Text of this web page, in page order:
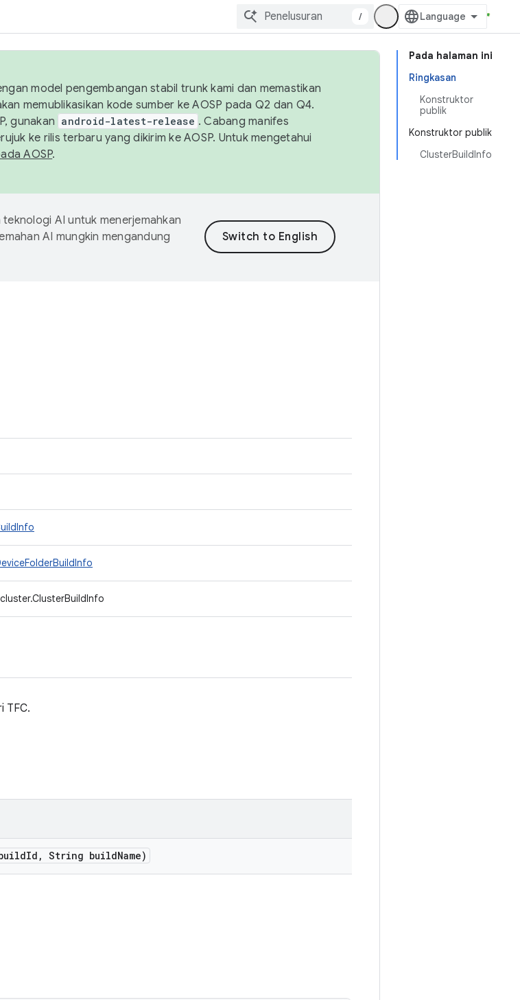
/
Pada halaman ini
Ringkasan
Konstruktor
publik
Konstruktor publik
ClusterBuildInfo
model pengembangan stabil trunk kami dan memastikan
memublikasikan kode sumber ke AOSP pada Q2 dan Q4.
gunakan android-latest-release . Cabang manifes
ke rilis terbaru yang dikirim ke AOSP. Untuk mengetahui
AOSP.
AI untuk menerjemahkan
AI mungkin mengandung
TFC.
Id , String buildName)